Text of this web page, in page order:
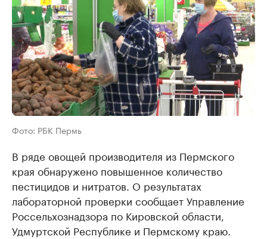
Фото: РБК Пермь
В ряде овощей производителя из Пермского
края обнаружено повышенное количество
пестицидов и нитратов. О результатах
лабораторной проверки сообщает Управление
Россельхознадзора по Кировской области,
Удмуртской Республике и Пермскому краю.